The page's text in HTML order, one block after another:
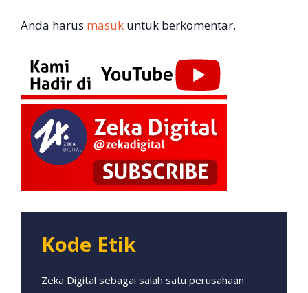
Anda harus masuk untuk berkomentar.
Kode Etik
Zeka Digital sebagai salah satu perusahaan